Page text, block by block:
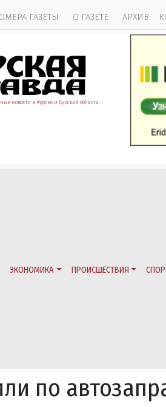
ГАЗЕТЫ О ГАЗЕТЕ АРХИВ
новости в Курске и Курской области.
ЭКОНОМИКА ПРОИСШЕСТВИЯ
по